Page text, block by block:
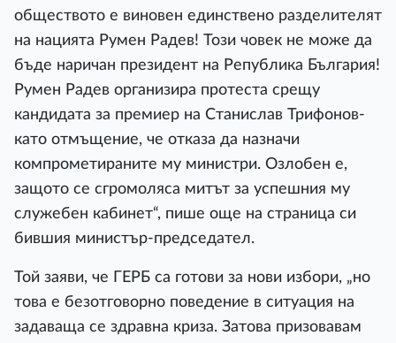
обществото е виновен единствено разделителят
на нацията Румен Радев! Този човек не може да
бъде наричан президент на Република България!
Румен Радев организира протеста срещу
кандидата за премиер на Станислав Трифонов-
като отмъщение, че отказа да назначи
компрометираните му министри. Озлобен е,
защото се сгромоляса митът за успешния му
служебен кабинет“, пише още на страница си
бившия министър-председател.
Той заяви, че ГЕРБ са готови за нови избори, „но
това е безотговорно поведение в ситуация на
задаваща се здравна криза. Затова призовавам